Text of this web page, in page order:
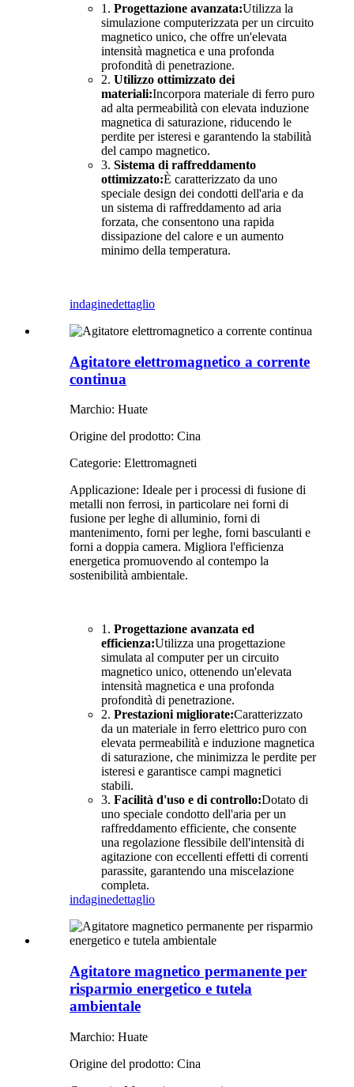
1. Progettazione avanzata:Utilizza la
simulazione computerizzata per un circuito
magnetico unico, che offre un'elevata
intensità magnetica e una profonda
profondità di penetrazione.
2. Utilizzo ottimizzato dei
materiali:Incorpora materiale di ferro puro
ad alta permeabilità con elevata induzione
magnetica di saturazione, riducendo le
perdite per isteresi e garantendo la stabilità
del campo magnetico.
3. Sistema di raffreddamento
ottimizzato:È caratterizzato da uno
speciale design dei condotti dell'aria e da
un sistema di raffreddamento ad aria
forzata, che consentono una rapida
dissipazione del calore e un aumento
minimo della temperatura.
indaginedettaglio
Agitatore elettromagnetico a corrente
continua
Marchio: Huate
Origine del prodotto: Cina
Categorie: Elettromagneti
Applicazione: Ideale per i processi di fusione di
metalli non ferrosi, in particolare nei forni di
fusione per leghe di alluminio, forni di
mantenimento, forni per leghe, forni basculanti e
forni a doppia camera. Migliora l'efficienza
energetica promuovendo al contempo la
sostenibilità ambientale.
1. Progettazione avanzata ed
efficienza:Utilizza una progettazione
simulata al computer per un circuito
magnetico unico, ottenendo un'elevata
intensità magnetica e una profonda
profondità di penetrazione.
2. Prestazioni migliorate:Caratterizzato
da un materiale in ferro elettrico puro con
elevata permeabilità e induzione magnetica
di saturazione, che minimizza le perdite per
isteresi e garantisce campi magnetici
stabili.
3. Facilità d'uso e di controllo:Dotato di
uno speciale condotto dell'aria per un
raffreddamento efficiente, che consente
una regolazione flessibile dell'intensità di
agitazione con eccellenti effetti di correnti
parassite, garantendo una miscelazione
completa.
indaginedettaglio
Agitatore magnetico permanente per
risparmio energetico e tutela
ambientale
Marchio: Huate
Origine del prodotto: Cina